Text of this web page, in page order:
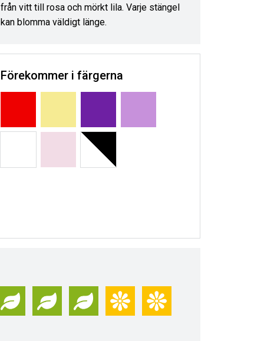
från vitt till rosa och mörkt lila. Varje stängel
kan blomma väldigt länge.
Förekommer i färgerna